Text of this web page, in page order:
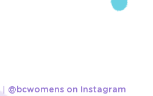
@bcwomens on Instagram